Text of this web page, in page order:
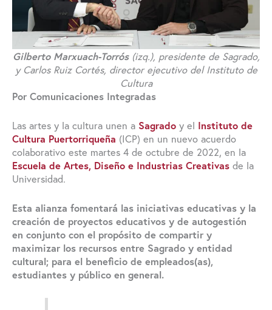
Gilberto Marxuach-Torrós(izq.), presidente de Sagrado,
y Carlos Ruiz Cortés, director ejecutivo del Instituto de
Cultura
Por Comunicaciones Integradas
Las artes y la cultura unen a Sagrado y el Instituto de
Cultura Puertorriqueña (ICP) en un nuevo acuerdo
colaborativo este martes 4 de octubre de 2022, en la
Escuela de Artes, Diseño e Industrias Creativas de la
Universidad.
Esta alianza fomentará las iniciativas educativas y la
creación de proyectos educativos y de autogestión
en conjunto con el propósito de compartir y
maximizar los recursos entre Sagrado y entidad
cultural; para el beneficio de empleados(as),
estudiantes y público en general.